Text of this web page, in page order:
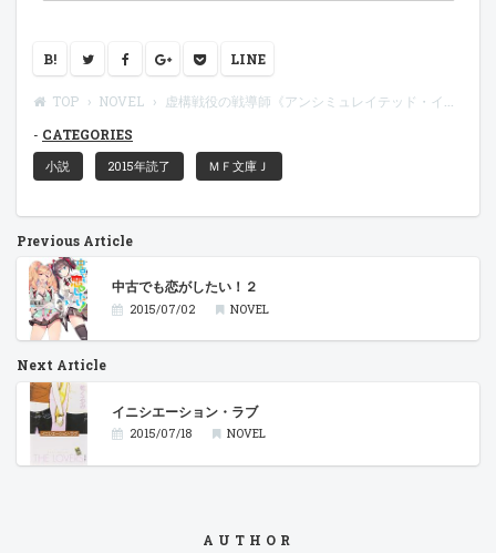
B! LINE
TOP NOVEL
虚構戦役の戦導師《アンシミュレイテッド・インキュベーター》３ 進撃の刻
CATEGORIES
小説 2015年読了 ＭＦ文庫Ｊ
Previous Article
中古でも恋がしたい！２
2015/07/02 NOVEL
Next Article
イニシエーション・ラブ
2015/07/18 NOVEL
AUTHOR